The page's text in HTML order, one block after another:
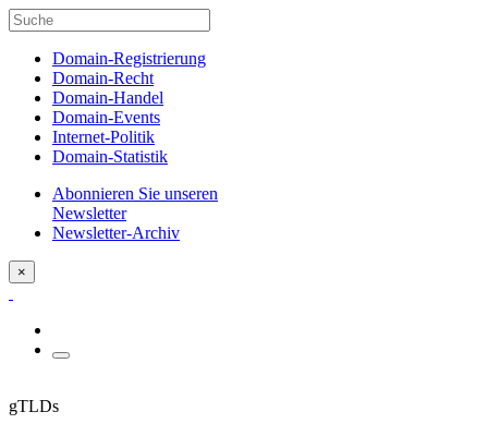
Domain-Registrierung
Domain-Recht
Domain-Handel
Domain-Events
Internet-Politik
Domain-Statistik
Abonnieren Sie unseren
Newsletter
Newsletter-Archiv
×
gTLDs